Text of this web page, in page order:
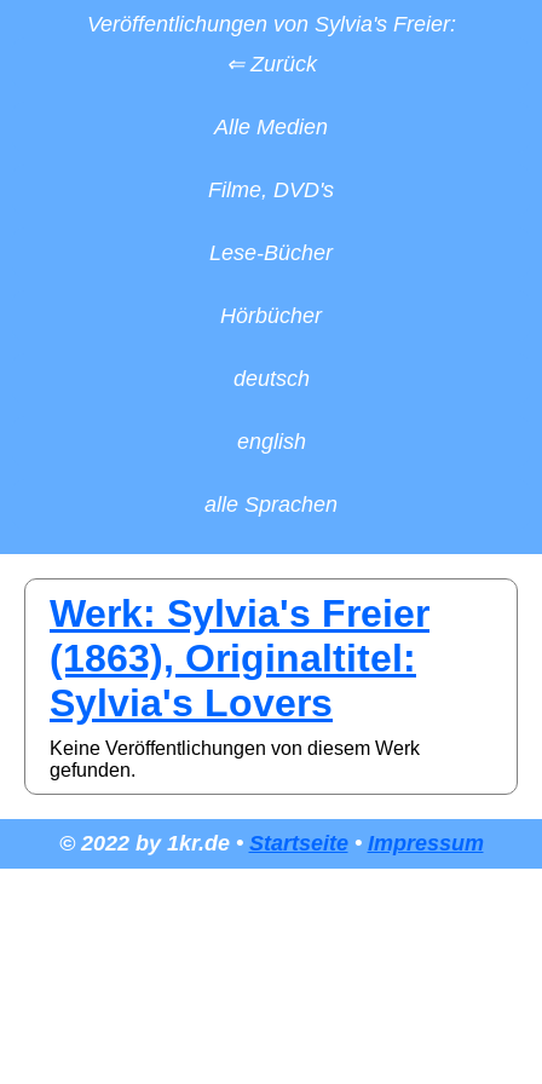
Veröffentlichungen von Sylvia's Freier:
⇐ Zurück
Alle Medien
Filme, DVD's
Lese-Bücher
Hörbücher
deutsch
english
alle Sprachen
Werk: Sylvia's Freier
(1863), Originaltitel:
Sylvia's Lovers
Keine Veröffentlichungen von diesem Werk
gefunden.
© 2022 by 1kr.de • Startseite• Impressum